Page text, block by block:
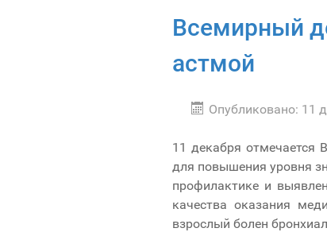
Всемирный
астмой
Опубликовано: 11
11 декабря отмечается
для повышения уровня
профилактике и
качества оказания
взрослый болен